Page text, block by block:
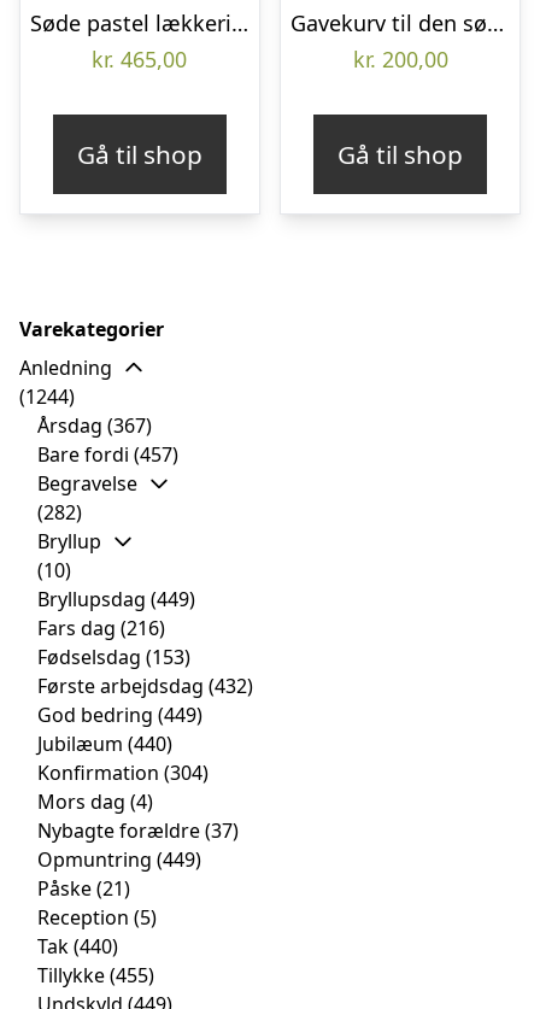
Søde pastel lækkerier – Send blomster med Bloomit
kr. 465,00
Gå til shop
Gavekurv til den søde tand (Floristens kreative valg uden alkohol)
kr. 200,00
Gå til shop
Varekategorier
Anledning
(1244)
Årsdag (367)
Bare fordi (457)
Begravelse
(282)
Bryllup
(10)
Bryllupsdag (449)
Fars dag (216)
Fødselsdag (153)
Første arbejdsdag (432)
God bedring (449)
Jubilæum (440)
Konfirmation (304)
Mors dag (4)
Nybagte forældre(37)
Opmuntring (449)
Påske(21)
Reception (5)
Tak(440)
Tillykke(455)